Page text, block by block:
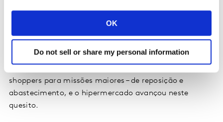
OK
Do not sell or share my personal information
movimento acontece em todas as classes sociais,
nos diversos canais, inclusive atacarejo.
shoppers para missões maiores – de reposição e
abastecimento, e o hipermercado avançou neste
quesito.